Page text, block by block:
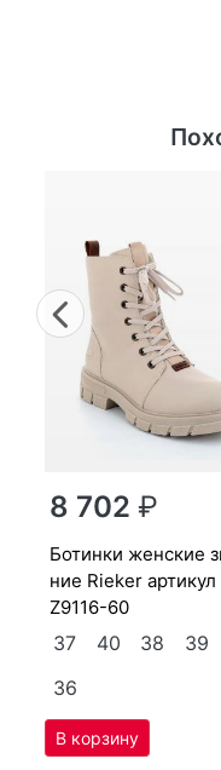
Previous
8 702₽
бо­тин­ки женс­кие зим­
ние Ri­eker артикул
Z9116-60
37 40 38 39
36